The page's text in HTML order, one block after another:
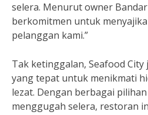
selera. Menurut owner
berkomitmen untuk
pelanggan kami.”
Tak ketinggalan, Seafood
yang tepat untuk menikmati
lezat. Dengan berbagai
menggugah selera, restoran